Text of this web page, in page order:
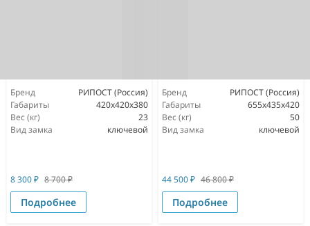
Бренд
РИПОСТ (Россия)
Габариты
420x420x380
Вес (кг)
23
Вид замка
ключевой
8 300₽ 8 700₽
Подробнее
Бренд
РИПОСТ (Россия)
Габариты
655x435x420
Вес (кг)
50
Вид замка
ключевой
44 500₽ 46 800₽
Подробнее